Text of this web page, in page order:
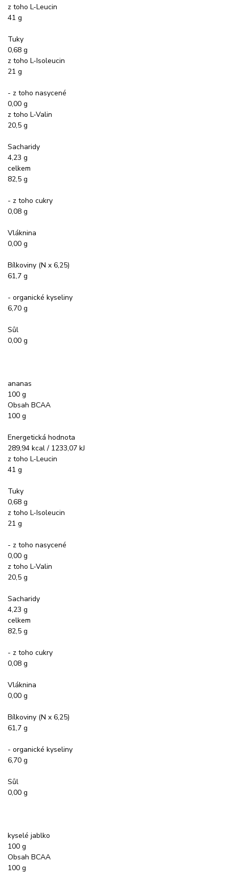
z toho L-Leucin
41 g
Tuky
0,68 g
z toho L-Isoleucin
21 g
- z toho nasycené
0,00 g
z toho L-Valin
20,5 g
Sacharidy
4,23 g
celkem
82,5 g
- z toho cukry
0,08 g
Vláknina
0,00 g
Bílkoviny (N x 6,25)
61,7 g
- organické kyseliny
6,70 g
Sůl
0,00 g
ananas
100 g
Obsah BCAA
100 g
Energetická hodnota
289,94 kcal / 1233,07 kJ
z toho L-Leucin
41 g
Tuky
0,68 g
z toho L-Isoleucin
21 g
- z toho nasycené
0,00 g
z toho L-Valin
20,5 g
Sacharidy
4,23 g
celkem
82,5 g
- z toho cukry
0,08 g
Vláknina
0,00 g
Bílkoviny (N x 6,25)
61,7 g
- organické kyseliny
6,70 g
Sůl
0,00 g
kyselé jablko
100 g
Obsah BCAA
100 g